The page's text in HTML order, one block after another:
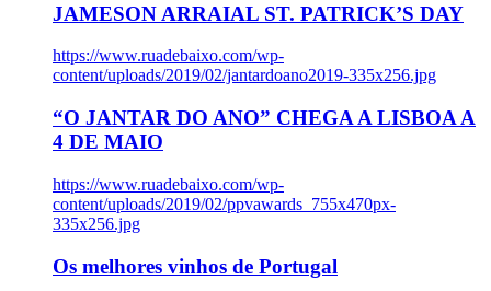
JAMESON ARRAIAL ST. PATRICK’S DAY
https://www.ruadebaixo.com/wp-
content/uploads/2019/02/jantardoano2019-335x256.jpg
“O JANTAR DO ANO” CHEGA A LISBOA A
4 DE MAIO
https://www.ruadebaixo.com/wp-
content/uploads/2019/02/ppvawards_755x470px-
335x256.jpg
Os melhores vinhos de Portugal